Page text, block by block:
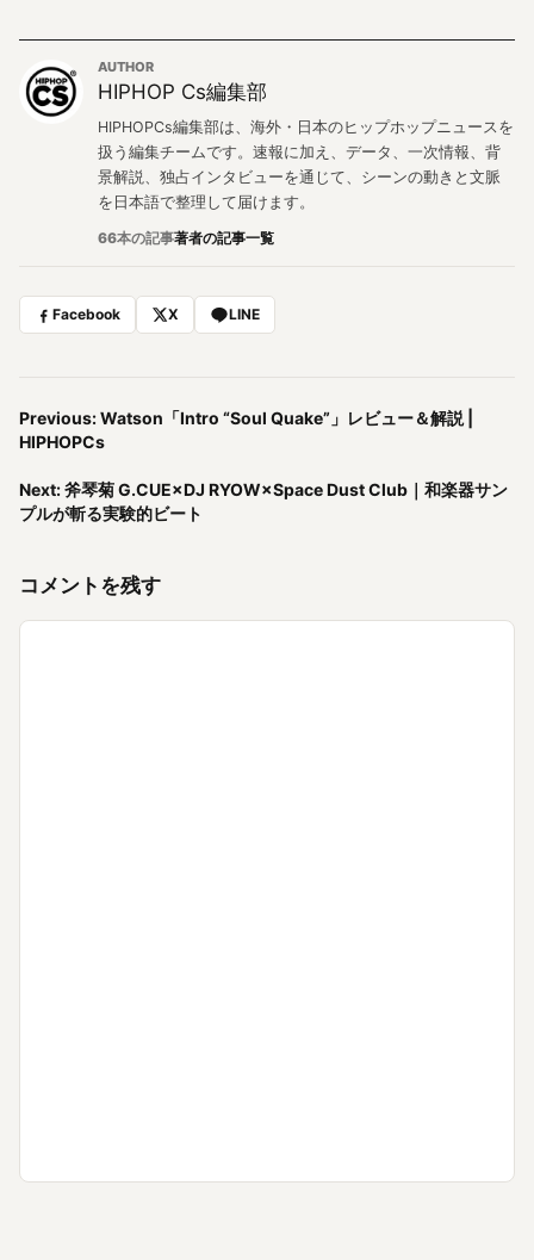
AUTHOR
HIPHOP Cs編集部
HIPHOPCs編集部は、海外・日本のヒップホップニュースを
扱う編集チームです。速報に加え、データ、一次情報、背
景解説、独占インタビューを通じて、シーンの動きと文脈
を日本語で整理して届けます。
66本の記事著者の記事一覧
Facebook X LINE
Previous: Watson「Intro “Soul Quake”」レビュー＆解説 |
HIPHOPCs
Next: 斧琴菊 G.CUE×DJ RYOW×Space Dust Club｜和楽器サン
プルが斬る実験的ビート
コメントを残す